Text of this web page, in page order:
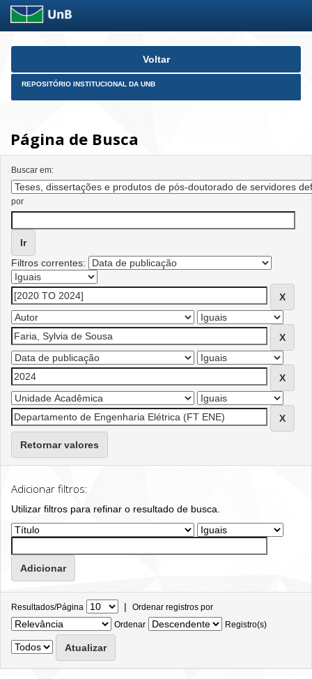
Skip
Voltar
REPOSITÓRIO INSTITUCIONAL DA UNB
Página de Busca
Buscar em:
por
Filtros correntes:
Retornar valores
Adicionar filtros:
Utilizar filtros para refinar o resultado de busca.
Resultados/Página | Ordenar registros por
Ordenar
Registro(s)